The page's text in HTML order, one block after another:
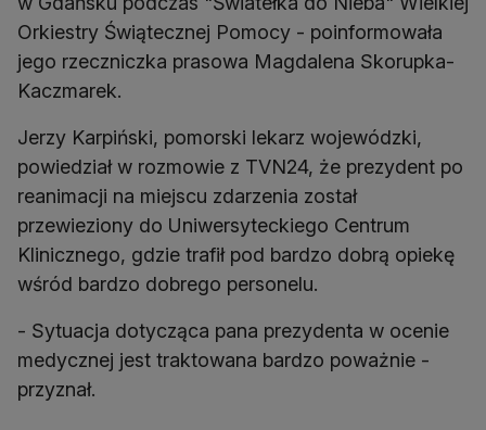
Orkiestry Świątecznej Pomocy - poinformowała
jego rzeczniczka prasowa Magdalena Skorupka-
Kaczmarek.
Jerzy Karpiński, pomorski lekarz wojewódzki,
powiedział w rozmowie z TVN24, że prezydent po
reanimacji na miejscu zdarzenia został
przewieziony do Uniwersyteckiego Centrum
Klinicznego, gdzie trafił pod bardzo dobrą opiekę
wśród bardzo dobrego personelu.
- Sytuacja dotycząca pana prezydenta w ocenie
medycznej jest traktowana bardzo poważnie -
przyznał.